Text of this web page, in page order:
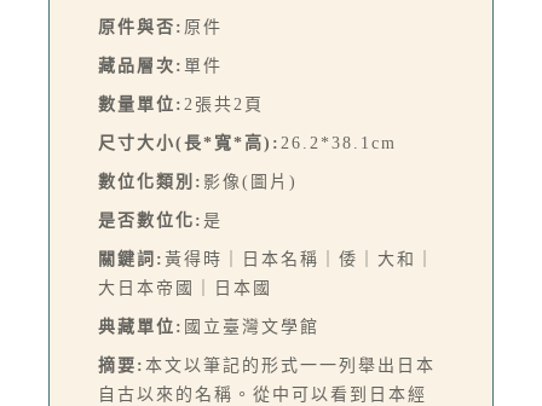
原件與否: 原件
藏品層次: 單件
數量單位: 2張共2頁
尺寸大小(長*寬*高): 26.2*38.1cm
數位化類別: 影像(圖片)
是否數位化: 是
關鍵詞: 黃得時｜日本名稱｜倭｜大和｜
大日本帝國｜日本國
典藏單位: 國立臺灣文學館
摘要: 本文以筆記的形式一一列舉出日本
自古以來的名稱。從中可以看到日本經